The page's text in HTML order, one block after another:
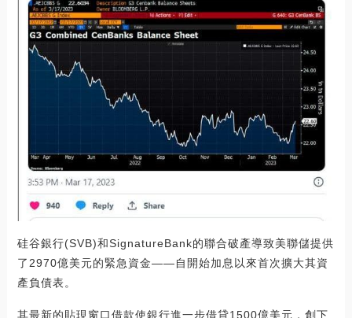
硅谷銀行(SVB)和SignatureBank的聯合破產導致美聯儲提供
了2970億美元的緊急資金——自開始加息以來首次擴大其資
產負債表。
其最新的貼現窗口借款使銀行進一步借貸1500億美元，創下